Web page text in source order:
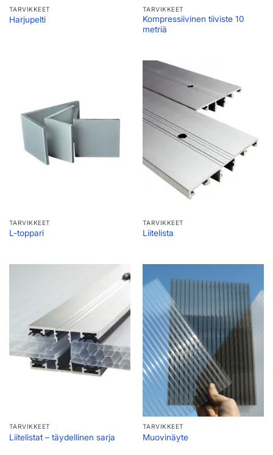
TARVIKKEET
Harjupelti
TARVIKKEET
Kompressiivinen tiiviste 10
metriä
TARVIKKEET
L-toppari
TARVIKKEET
Liitelista
TARVIKKEET
Liitelistat – täydellinen sarja
TARVIKKEET
Muovinäyte